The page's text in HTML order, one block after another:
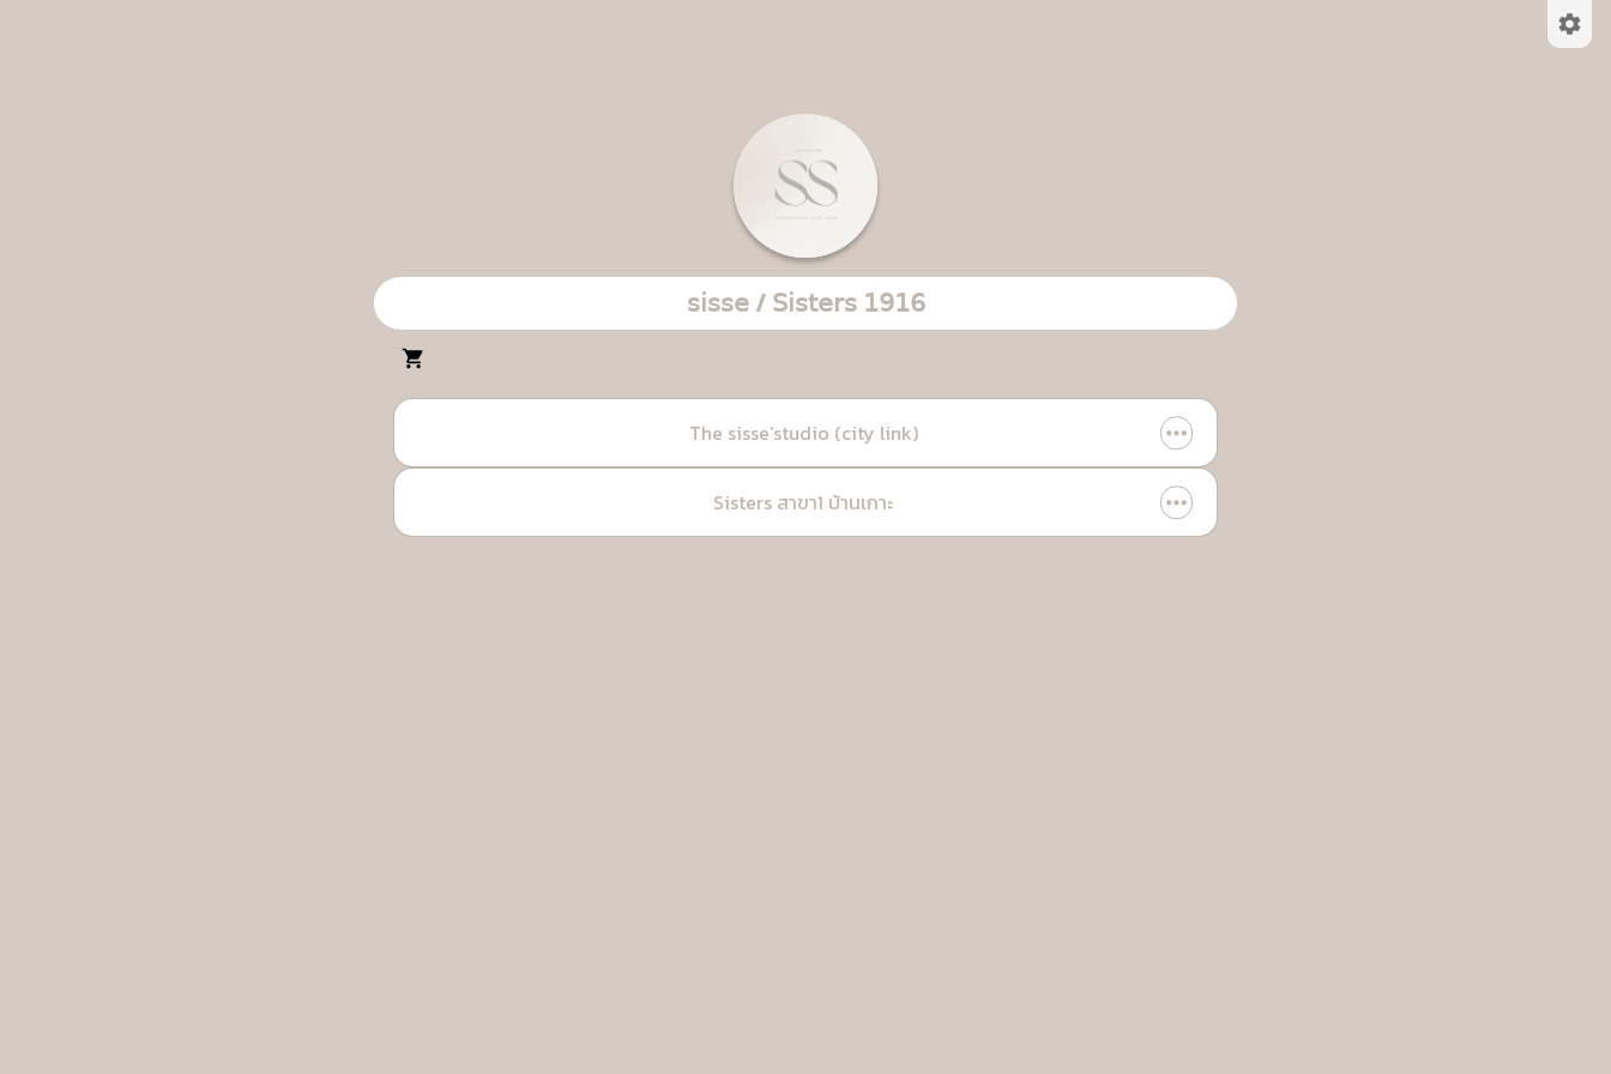
𝗌𝗂𝗌𝗌𝖾 / 𝖲𝗂𝗌𝗍𝖾𝗋𝗌 𝟣𝟫𝟣𝟨
The sisse’studio (city link)
Sisters สาขา1 บ้านเกาะ